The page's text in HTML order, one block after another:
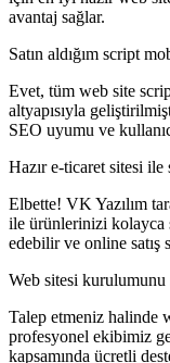
avantaj sağlar.
Satın aldığım script
Evet, tüm web site
altyapısıyla
SEO uyumu ve
Hazır e-ticaret sitesi
Elbette! VK Yazılım
ile ürünlerinizi kolayca
edebilir ve online satış
Web sitesi kurulumunu
Talep etmeniz halinde
profesyonel ekibimiz
kapsamında ücretli